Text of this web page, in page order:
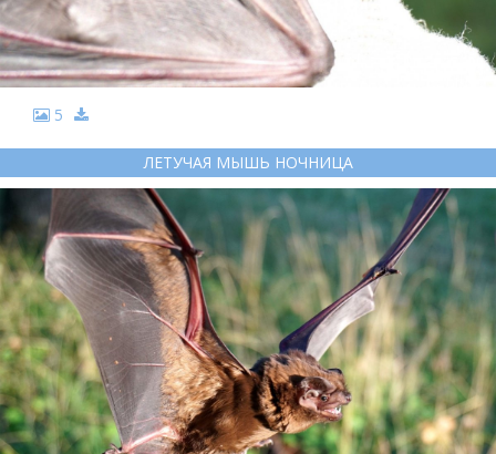
5
ЛЕТУЧАЯ МЫШЬ НОЧНИЦА